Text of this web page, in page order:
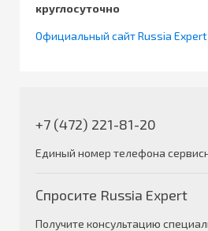
круглосуточно
Официальный сайт Russia
+7 (472) 221-81-20
Единый номер телефона
Спросите Russia Expert
Получите консультацию